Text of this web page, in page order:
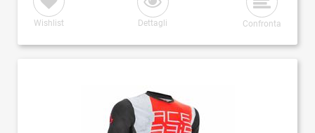
Wishlist Dettagli Confronta